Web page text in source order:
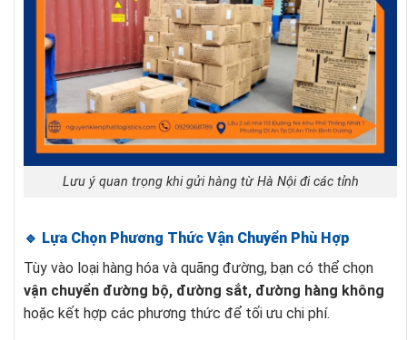
Lưu ý quan trọng khi gửi hàng từ Hà Nội đi các tỉnh
🔹 Lựa Chọn Phương Thức Vận Chuyển Phù Hợp
Tùy vào loại hàng hóa và quãng đường, bạn có thể chọn
vận chuyển đường bộ, đường sắt, đường hàng không
hoặc kết hợp các phương thức để tối ưu chi phí.